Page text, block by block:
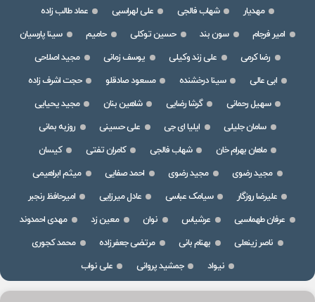
مهدیار
شهاب فالجی علی لهراسبی
عماد طالب زاده
امیر فرجام
سون بند حسین توکلی حامیم
سینا پارسیان
رضا کرمی
علی زند وکیلی یوسف زمانی
مجید اصلاحی
ابی عالی
سینا درخشنده مسعود صادقلو
حجت اشرف زاده
سهیل رحمانی
گرشا رضایی شاهین بنان
مجید یحیایی
سامان جلیلی
ایلیا ای جی علی حسینی
روزبه بمانی
ماهان بهرام خان
شهاب فالجی کامران تفتی
کیسان
مجید رضوی
مجید رضوی احمد صفایی
میثم ابراهیمی
علیرضا روزگار
سیامک عباسی عادل میرزایی
امیرحافظ رنجبر
عرفان طهماسبی
عرشیاس نوان معین زد
مهدی احمدوند
ناصر زینعلی
بهنام بانی مرتضی جعفرزاده
محمد کجوری
نیواد
جمشید پروانی علی نواب